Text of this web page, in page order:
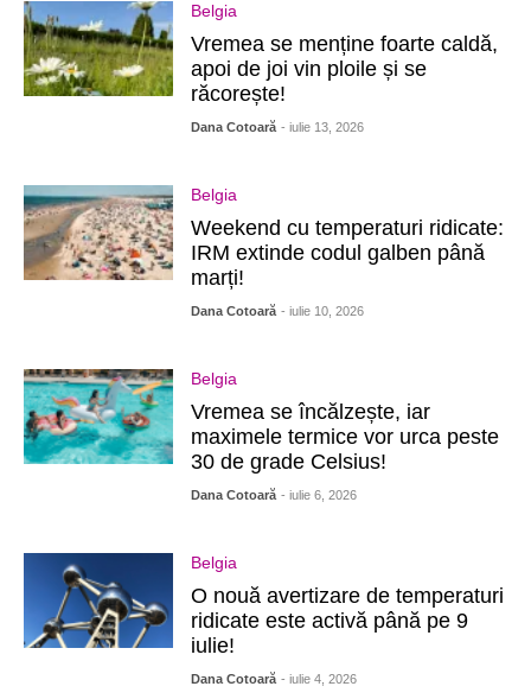
Belgia
Vremea se menține foarte caldă,
apoi de joi vin ploile și se
răcorește!
Dana Cotoară - iulie 13, 2026
Belgia
Weekend cu temperaturi ridicate:
IRM extinde codul galben până
marți!
Dana Cotoară - iulie 10, 2026
Belgia
Vremea se încălzește, iar
maximele termice vor urca peste
30 de grade Celsius!
Dana Cotoară - iulie 6, 2026
Belgia
O nouă avertizare de temperaturi
ridicate este activă până pe 9
iulie!
Dana Cotoară - iulie 4, 2026